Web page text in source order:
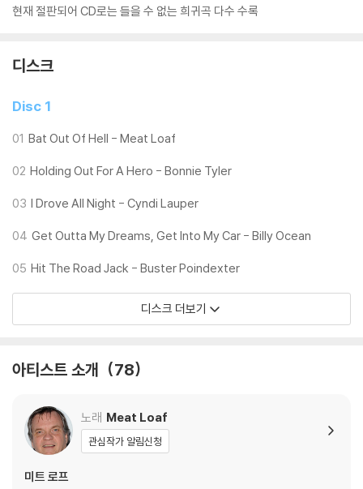
현재 절판되어 CD로는 들을 수 없는 희귀곡 다수 수록
디스크
Disc 1
01 Bat Out Of Hell - Meat Loaf
02 Holding Out For A Hero - Bonnie Tyler
03 I Drove All Night - Cyndi Lauper
04 Get Outta My Dreams, Get Into My Car - Billy Ocean
05 Hit The Road Jack - Buster Poindexter
디스크 더보기
아티스트 소개 78
노래 Meat Loaf
관심작가 알림신청
미트 로프